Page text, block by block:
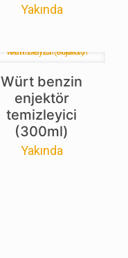
Yakında
Würt benzin
enjektör
temizleyici
(300ml)
Yakında